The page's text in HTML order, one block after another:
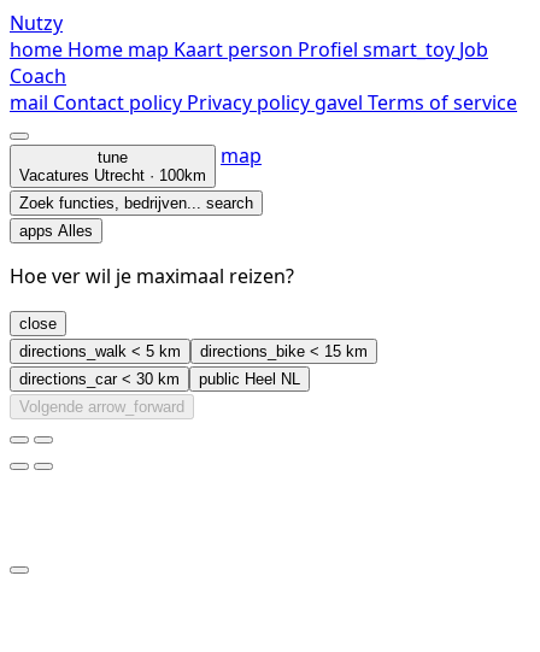
Nutzy
home Home map Kaart person Profiel smart_toy Job
Coach
mail Contact policy Privacy policygavel Terms of service
tune
Vacatures Utrecht · 100km
map
Zoek functies, bedrijven... search
apps Alles
Hoe ver wil je maximaal reizen?
close
directions_walk < 5 km directions_bike < 15 km
directions_car< 30 km public Heel NL
Volgende arrow_forward